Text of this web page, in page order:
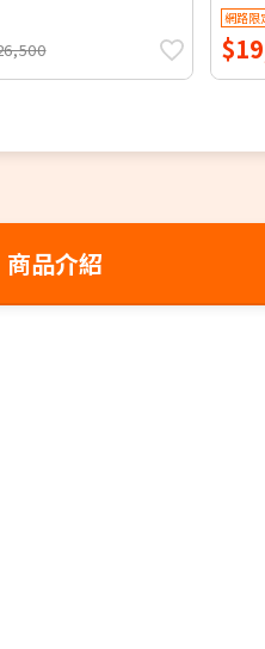
】【加贈2000元好
固】
收
保固
網路限
商品介紹